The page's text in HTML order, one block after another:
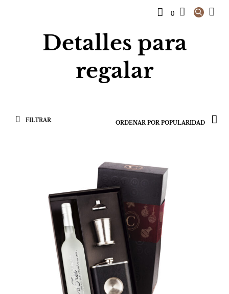
0
Detalles para
regalar
FILTRAR